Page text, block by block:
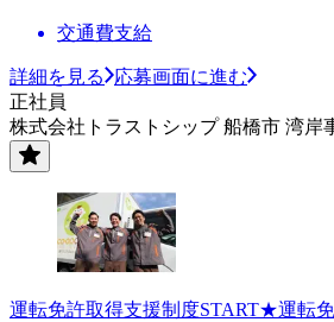
交通費支給
詳細を見る
応募画面に進む
正社員
株式会社トラストシップ 船橋市 湾岸
運転免許取得支援制度START★運転